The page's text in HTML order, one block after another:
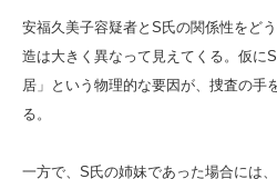
安福久美子容疑者とS氏の関係性をど
造は大きく異なって見えてくる。仮に
居」という物理的な要因が、捜査の手
る。
一方で、S氏の姉妹であった場合には